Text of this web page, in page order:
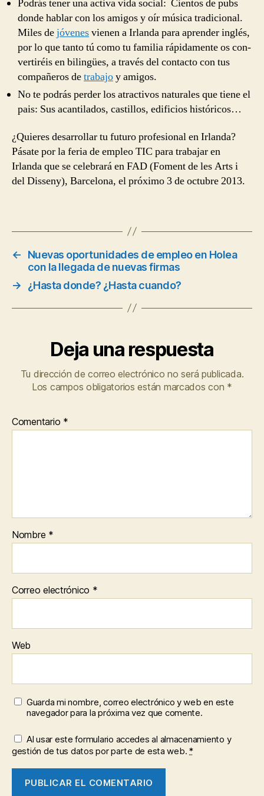
Podrás tener una activa vida social: Cien­tos de pubs
donde hablar con los ami­gos y oír música tradicional.
Miles dejóvenesvienen a Irlanda para apren­der inglés,
por lo que tanto tú como tu familia ráp­i­da­mente os con­
ver­tiréis en bil­ingües, a través del con­tacto con tus
com­pañeros detra­bajoy amigos.
No te podrás perder los atrac­tivos nat­u­rales que tiene el
pais: Sus acan­ti­la­dos, castil­los, edi­fi­cios históri­cos…
¿Quieres desarrollar tu futuro profesional en Irlanda?
Pásate por la feria de empleo TIC para tra­ba­jar en
Irlanda que se cel­e­brará en FAD (Foment de les Arts i
del Dis­seny), Barcelona, el próx­imo 3 de octubre 2013.
←
Nuevas oportunidades de empleo en Holea
con la llegada de nuevas firmas
→
¿Hasta donde? ¿Hasta cuando?
Deja una respuesta
Tu dirección de correo electrónico no será publicada.
Los campos obligatorios están marcados con *
Comentario *
Nombre *
Correo electrónico *
Web
Guarda mi nombre, correo electrónico y web en este
navegador para la próxima vez que comente.
Al usar este formulario accedes al almacenamiento y
gestión de tus datos por parte de esta web.*